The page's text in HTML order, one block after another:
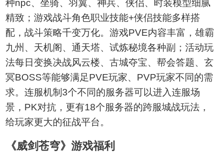
种npc、坐骑、羽翼、神兵、侠侣、时装模型细腻
精致；游戏战斗角色职业技能+侠侣技能多样搭
配，战斗策略千变万化。游戏PVE内容丰富，雄霸
九州、天机阁、通天塔、试炼秘境各种副；活动玩
法每日变换决战风云楼、古城夺宝、帮会答题、玄
冥BOSS等能够满足PVE玩家、PVP玩家不同的需
求。连服机制3个不同的服务器可以进入连服场
景，PK对抗，更有18个服务器的跨服城战玩法，
给玩家更大的征战平台。
《威剑苍穹》游戏福利